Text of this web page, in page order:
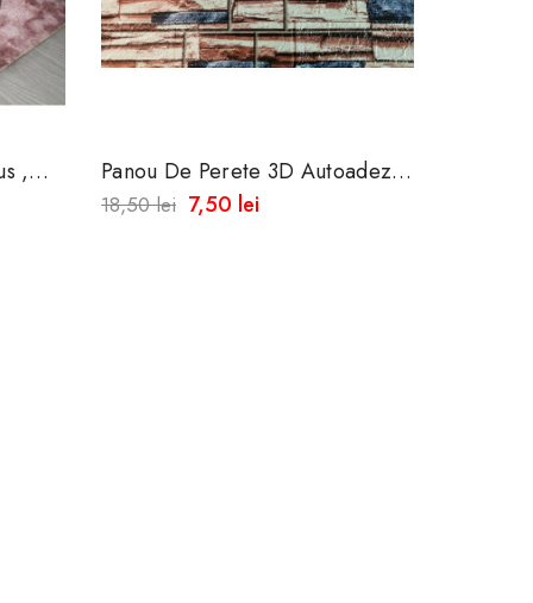
,
Panou De Perete 3D Autoadeziv
Din Spuma Moale
18,50 lei 7,50 lei